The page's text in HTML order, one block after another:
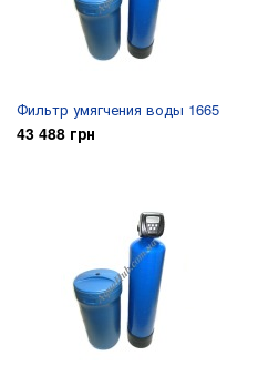
Фильтр умягчения воды 1665
43 488 грн